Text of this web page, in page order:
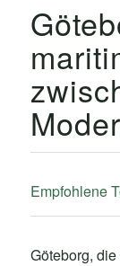
Empfohlene
Göteborg,